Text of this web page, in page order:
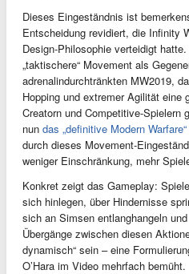
Dieses Eingeständnis ist
Entscheidung revidiert, die Infinity
Design-Philosophie verteidigt
„taktischere“ Movement als
adrenalindurchtränkten MW2019,
Hopping und extremer Agilität eine
Creatorn und Competitive-Spielern
nun das „definitive Modern
durch dieses Movement-
weniger Einschränkung, mehr
Konkret zeigt das Gameplay:
sich hinlegen, über Hindernisse
sich an Simsen entlanghangeln
Übergänge zwischen diesen
dynamisch“ sein – eine
O’Hara im Video mehrfach bemüht.